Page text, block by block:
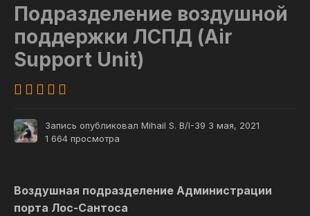
Подразделение воздушной
поддержки ЛСПД (Air
Support Unit)
Запись опубликовал Mihail S. B/I-39 3 мая, 2021
1 664 просмотра
Воздушная подразделение Администрации
порта Лос-Сантоса